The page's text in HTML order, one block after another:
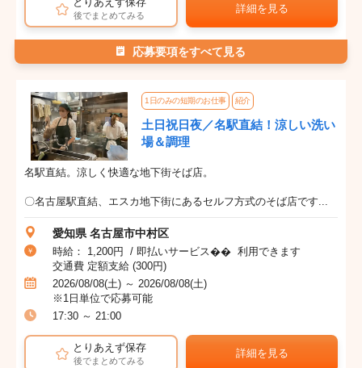
後でまとめてみる
詳細を見る
応募要項をすべて見る
1日のみの短期のお仕事 紹介
土日祝日夜／名駅直結！涼しい洗い
場＆調理
名駅直結。涼しく快適な地下街そば店。
〇名古屋駅直結、エスカ地下街にあるセルフ方式のそば店です...
愛知県 名古屋市中村区
時給： 1,200円 / 即払いサービス�� 利用できます
交通費 定額支給 (300円)
2026/08/08(土) ～ 2026/08/08(土)
※1日単位で応募可能
17:30 ～ 21:00
とりあえず保存
後でまとめてみる
詳細を見る